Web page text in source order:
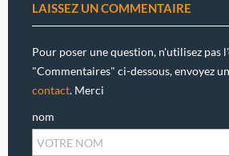
LAISSEZ UN COMMENTAIRE
Pour poser une question, n'utilisez pas
"Commentaires" ci-dessous, envoyez
contact. Merci
nom